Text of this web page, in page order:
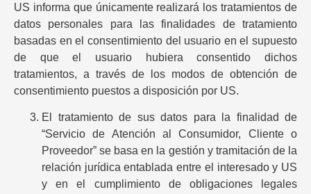
US informa que únicamente realizará los tratamientos de
datos personales para las finalidades de tratamiento
basadas en el consentimiento del usuario en el supuesto
de que el usuario hubiera consentido dichos
tratamientos, a través de los modos de obtención de
consentimiento puestos a disposición por US.
El tratamiento de sus datos para la finalidad de
“Servicio de Atención al Consumidor, Cliente o
Proveedor” se basa en la gestión y tramitación de la
relación jurídica entablada entre el interesado y US
y en el cumplimiento de obligaciones legales